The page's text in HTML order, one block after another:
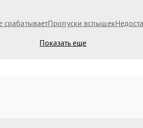
срабатываетПропуски вспышек
Показать еще